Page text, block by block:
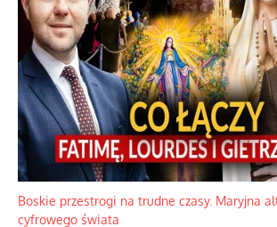
Papieskie innowacje w tradycyjnym różańcu
Gorący dylemat medytacji nad tajemnicami....